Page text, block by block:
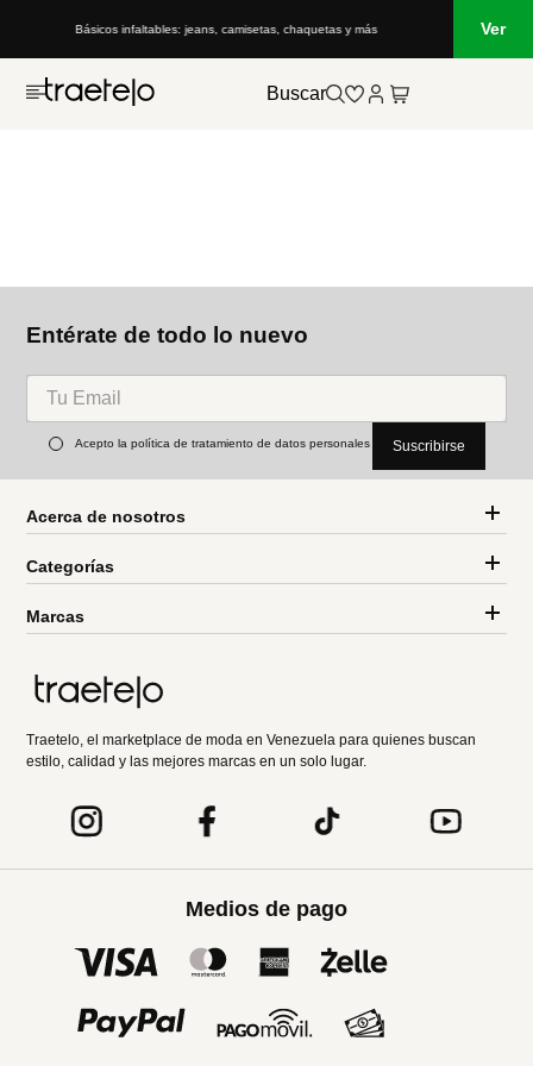
Básicos infaltables: jeans, camisetas, chaquetas y más Ver
Buscar
Entérate de todo lo nuevo
Acepto la política de tratamiento de datos personales Suscribirse
Acerca de nosotros
Categorías
Marcas
Traetelo, el marketplace de moda en Venezuela para quienes buscan
estilo, calidad y las mejores marcas en un solo lugar.
Medios de pago